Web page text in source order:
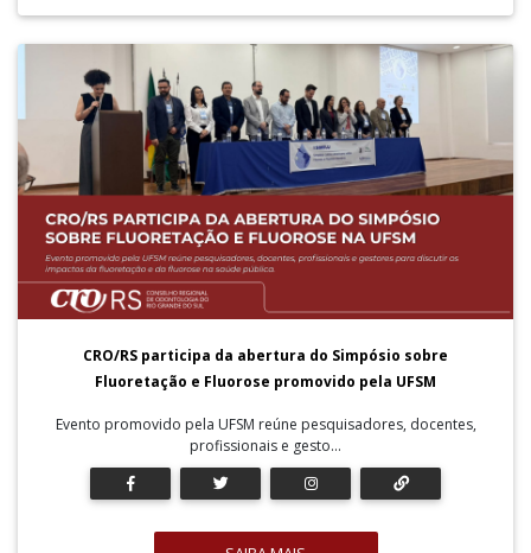
CRO/RS participa da abertura do Simpósio sobre
Fluoretação e Fluorose promovido pela UFSM
Evento promovido pela UFSM reúne pesquisadores, docentes,
profissionais e gesto...